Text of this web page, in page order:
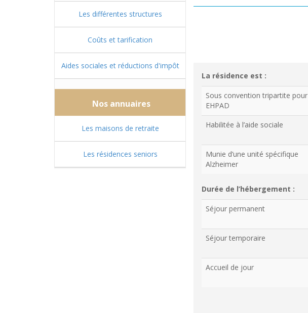
Les différentes structures
Coûts et tarification
Aides sociales et réductions d'impôt
Nos annuaires
Les maisons de retraite
Les résidences seniors
La résidence est :
Sous convention tripartite pour
EHPAD
Habilitée à l’aide sociale
Munie d’une unité spécifique
Alzheimer
Durée de l’hébergement :
Séjour permanent
Séjour temporaire
Accueil de jour